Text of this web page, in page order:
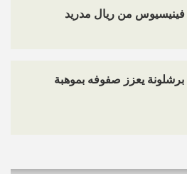
من ريال مدريد
يعزز صفوفه بموهبة